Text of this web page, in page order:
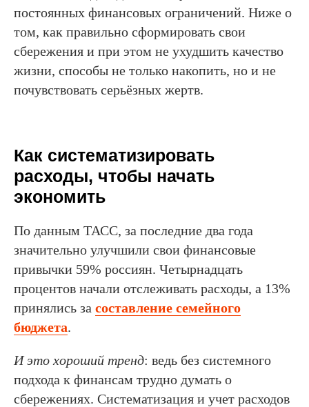
постоянных финансовых ограничений. Ниже о
том, как правильно сформировать свои
сбережения и при этом не ухудшить качество
жизни, способы не только накопить, но и не
почувствовать серьёзных жертв.
Как систематизировать
расходы, чтобы начать
экономить
По данным ТАСС, за последние два года
значительно улучшили свои финансовые
привычки 59% россиян. Четырнадцать
процентов начали отслеживать расходы, а 13%
принялись за составление семейного
бюджета.
И это хороший тренд: ведь без системного
подхода к финансам трудно думать о
сбережениях. Систематизация и учет расходов